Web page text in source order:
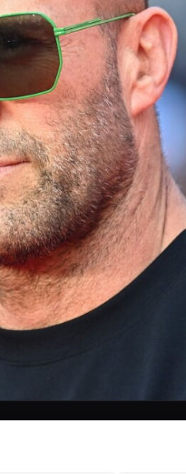
de Jason